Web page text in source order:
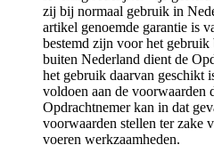
zij bij normaal gebruik in
artikel genoemde garantie is
bestemd zijn voor het
buiten Nederland dient de
het gebruik daarvan geschikt
voldoen aan de voorwaarden
Opdrachtnemer kan in dat
voorwaarden stellen ter zake
voeren werkzaamheden.